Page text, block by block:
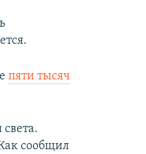
пяти тысяч
сообщил